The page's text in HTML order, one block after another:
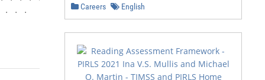
. .
Careers English